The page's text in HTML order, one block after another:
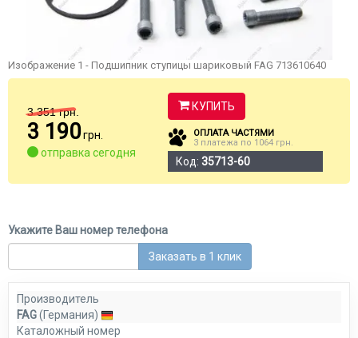
Изображение 1 - Подшипник ступицы шариковый FAG 713610640
3 351 грн.
3 190грн.
отправка сегодня
КУПИТЬ
ОПЛАТА ЧАСТЯМИ
3 платежа по 1064 грн.
Код: 35713-60
Укажите Ваш номер телефона
Заказать в 1 клик
Производитель
FAG(Германия)
Каталожный номер